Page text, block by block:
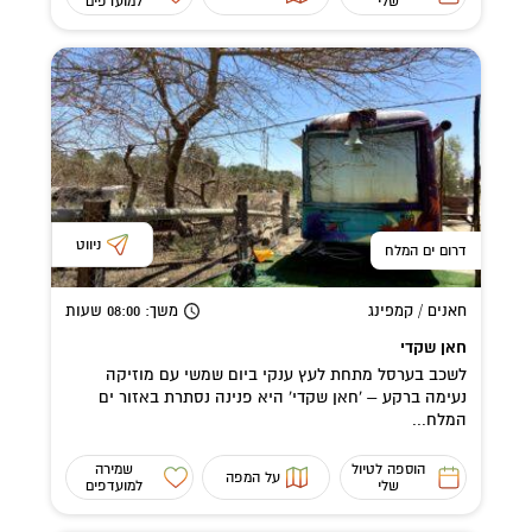
דרום ים המלח ניווט
חאנים / קמפינג משך: 08:00 שעות
חאן שקדי
לשכב בערסל מתחת לעץ ענקי ביום שמשי עם מוזיקה
נעימה ברקע – 'חאן שקדי' היא פנינה נסתרת באזור ים
המלח...
הוספה לטיול
שלי
על המפה
שמירה
למועדפים